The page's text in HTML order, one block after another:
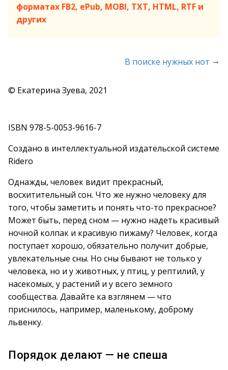
форматах FB2, ePub, MOBI, TXT, HTML, RTF и
других
В поиске нужных нот →
© Екатерина Зуева, 2021
ISBN 978-5-0053-9616-7
Создано в интеллектуальной издательской системе
Ridero
Однажды, человек видит прекрасный,
восхитительный сон. Что же нужно человеку для
того, чтобы заметить и понять что-то прекрасное?
Может быть, перед сном — нужно надеть красивый
ночной колпак и красивую пижаму? Человек, когда
поступает хорошо, обязательно получит добрые,
увлекательные сны. Но сны бывают не только у
человека, но и у животных, у птиц, у рептилий, у
насекомых, у растений и у всего земного
сообщества. Давайте ка взглянем — что
приснилось, например, маленькому, доброму
львенку.
Порядок делают — не спеша